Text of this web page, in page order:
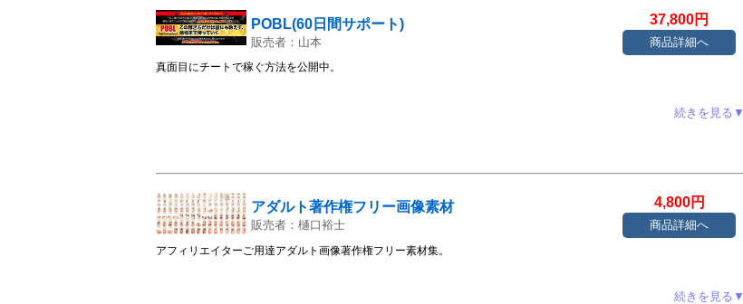
POBL(60日間サポート)
販売者：山本
37,800円
商品詳細へ
真面目にチートで稼ぐ方法を公開中。
続きを見る▼
アダルト著作権フリー画像素材
販売者：樋口裕士
4,800円
商品詳細へ
アフィリエイターご用達アダルト画像著作権フリー素材集。
続きを見る▼